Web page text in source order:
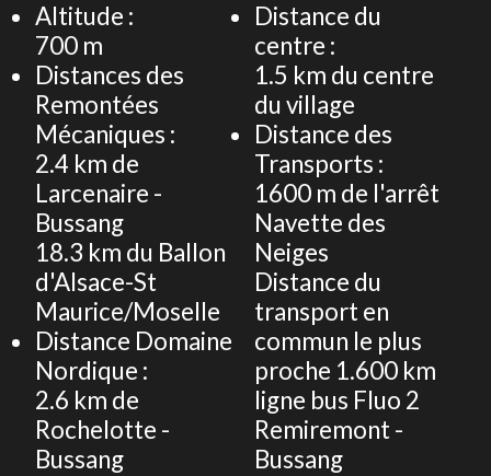
Altitude :
700 m
Distances des
Remontées
Mécaniques :
2.4 km de
Larcenaire -
Bussang
18.3 km du Ballon
d'Alsace-St
Maurice/Moselle
Distance Domaine
Nordique :
2.6 km de
Rochelotte -
Bussang
Distance du
centre :
1.5 km du centre
du village
Distance des
Transports :
1600 m de l'arrêt
Navette des
Neiges
Distance du
transport en
commun le plus
proche 1.600 km
ligne bus Fluo 2
Remiremont -
Bussang